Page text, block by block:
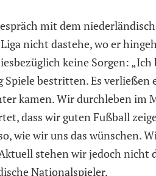
mit dem
nicht dastehe, wo er
keine Sorgen:
bestritten. Es verließen
kamen. Wir durchleben im
dass wir guten Fußball
wie wir uns das wünschen.
stehen wir jedoch nicht
Nationalspieler.